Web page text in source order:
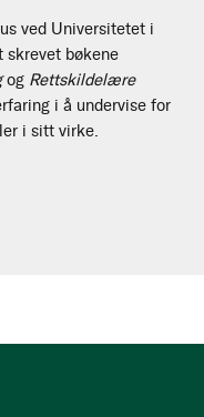
ved Universitetet i
skrevet bøkene
og Rettskildelære
i å undervise for
i sitt virke.